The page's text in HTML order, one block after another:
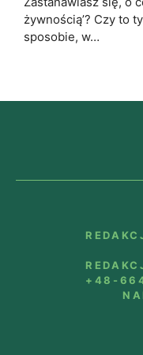
żywnością’? Czy to
sposobie, w…
+48-